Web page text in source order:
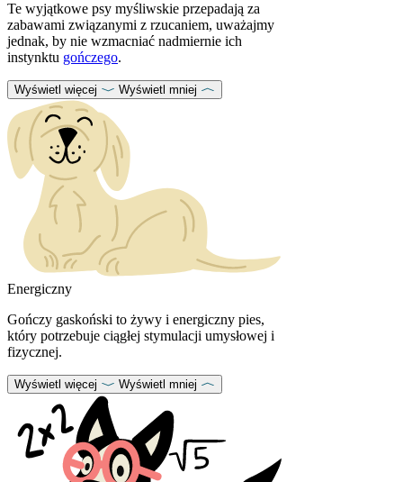
Te wyjątkowe psy myśliwskie przepadają za
zabawami związanymi z rzucaniem, uważajmy
jednak, by nie wzmacniać nadmiernie ich
instynktu gończego.
Wyświetl więcej Wyświetl mniej
Energiczny
Gończy gaskoński to żywy i energiczny pies,
który potrzebuje ciągłej stymulacji umysłowej i
fizycznej.
Wyświetl więcej Wyświetl mniej